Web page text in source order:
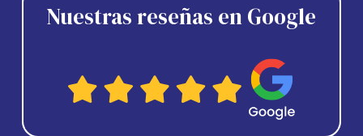
Nuestras reseñas en Google